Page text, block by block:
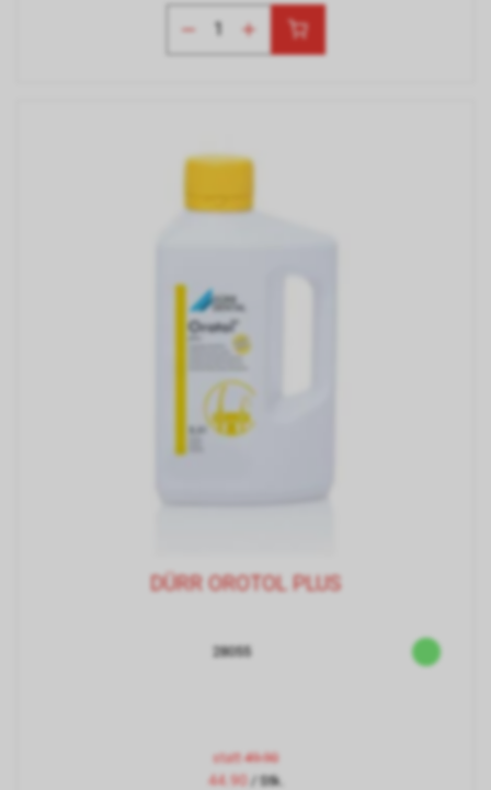
DÜRR OROTOL PLUS
28055
statt49.90
44.90 / Stk.